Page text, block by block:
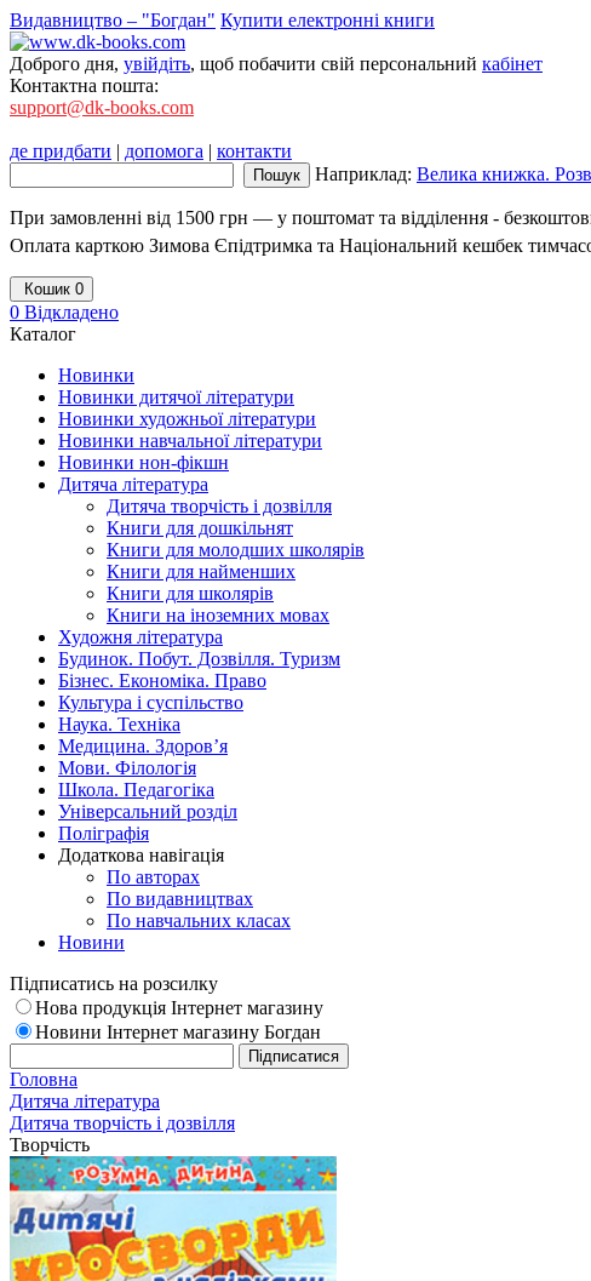
Видавництво – "Богдан" Купити електронні книги
Доброго дня, увійдіть, щоб побачити свій персональний кабінет
Контактна пошта:
support@dk-books.com
де придбати | допомога | контакти
Наприклад: Велика книжка.
При замовленні від 1500 грн — у поштомат та відділення -
Оплата карткою Зимова Єпідтримка та Національний кешбек
Кошик 0
0 Відкладено
Каталог
Новинки
Новинки дитячої літератури
Новинки художньої літератури
Новинки навчальної літератури
Новинки нон-фікшн
Дитяча література
Дитяча творчість і дозвілля
Книги для дошкільнят
Книги для молодших школярів
Книги для найменших
Книги для школярів
Книги на іноземних мовах
Художня література
Будинок. Побут. Дозвілля. Туризм
Бізнес. Економіка. Право
Культура і суспільство
Наука. Техніка
Медицина. Здоров’я
Мови. Філологія
Школа. Педагогіка
Універсальний розділ
Поліграфія
Додаткова навігація
По авторах
По видавництвах
По навчальних класах
Новини
Підписатись на розсилку
Нова продукція Інтернет магазину
Новини Інтернет магазину Богдан
Головна
Дитяча література
Дитяча творчість і дозвілля
Творчість